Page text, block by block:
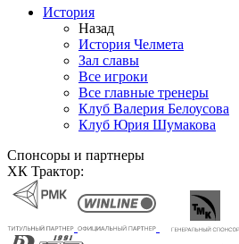
История
Назад
История Челмета
Зал славы
Все игроки
Все главные тренеры
Клуб Валерия Белоусова
Клуб Юрия Шумакова
Спонсоры и партнеры
ХК Трактор: